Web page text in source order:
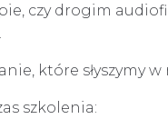
czy drogim
które słyszymy
szkolenia: